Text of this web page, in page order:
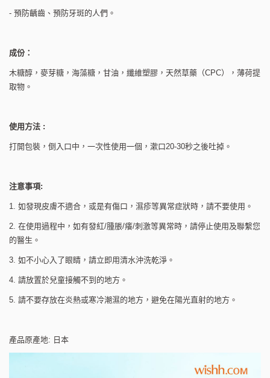
- 預防齲齒、預防牙斑的人們。
成份：
木糖醇，麥芽糖，海藻糖，甘油，纖維塑膠，天然草藥（CPC），薄荷提
取物。
使用方法 :
打開包裝，倒入口中，一次性使用一個，漱口20-30秒之後吐掉。
注意事項:
1. 如發現皮膚不適合，或是有傷口，濕疹等異常症狀時，請不要使用。
2. 在使用過程中，如有發紅/腫脹/癢/刺激等異常時，請停止使用及聯繫您
的醫生。
3. 如不小心入了眼睛，請立即用清水沖洗乾淨。
4. 請放置於兒童接觸不到的地方。
5. 請不要存放在炎熱或寒冷潮濕的地方，避免在陽光直射的地方。
產品原產地: 日本